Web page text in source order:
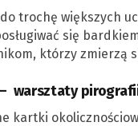
trochę większych
się
którzy zmierzą
warsztaty
kartki